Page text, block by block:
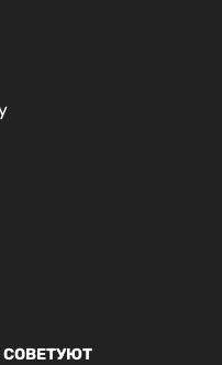
СОВЕТУЮТ